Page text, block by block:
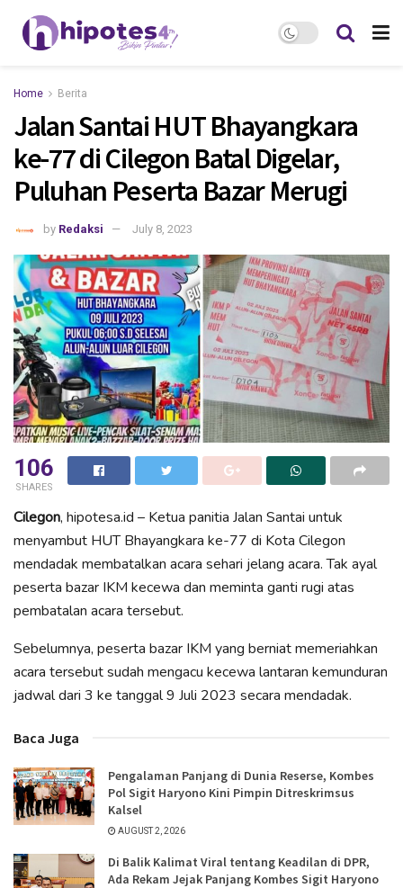
Home Berita
Jalan Santai HUT Bhayangkara
ke-77 di Cilegon Batal Digelar,
Puluhan Peserta Bazar Merugi
by Redaksi July 8, 2023
106
SHARES
Cilegon, hipotesa.id – Ketua panitia Jalan Santai untuk
menyambut HUT Bhayangkara ke-77 di Kota Cilegon
mendadak membatalkan acara sehari jelang acara. Tak ayal
peserta bazar IKM kecewa dan meminta ganti rugi atas
pembatalan acara tersebut.
Sebelumnya, peserta bazar IKM yang berniat memeriahkan
acara tersebut sudah mengacu kecewa lantaran kemunduran
jadwal dari 3 ke tanggal 9 Juli 2023 secara mendadak.
Baca Juga
Pengalaman Panjang di Dunia Reserse, Kombes
Pol Sigit Haryono Kini Pimpin Ditreskrimsus
Kalsel
AUGUST 2, 2026
Di Balik Kalimat Viral tentang Keadilan di DPR,
Ada Rekam Jejak Panjang Kombes Sigit Haryono